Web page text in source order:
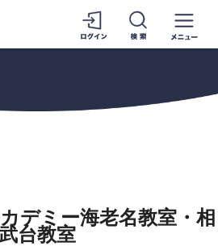
デミー海老名教室・相
台教室